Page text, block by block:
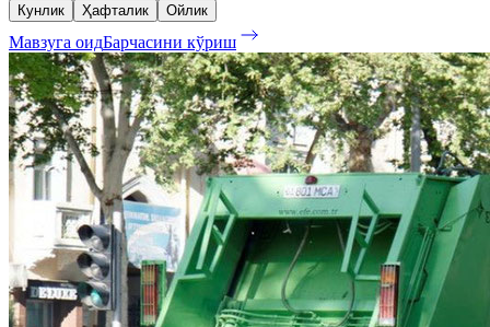
Кунлик Ҳафталик Ойлик
Мавзуга оидБарчасини кўриш